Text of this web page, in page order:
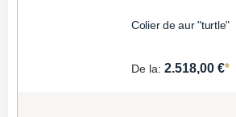
Colier de aur "turtle"
De la: 2.518,00 €*